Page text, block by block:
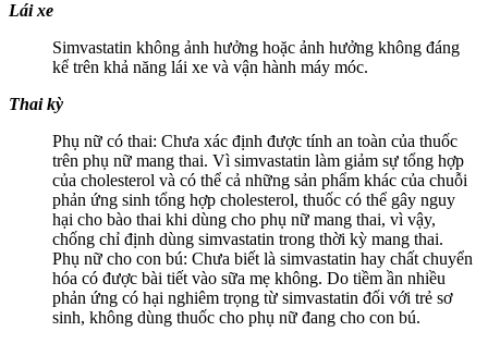
Lái xe
Simvastatin không ảnh hưởng hoặc ảnh hưởng không đáng
kể trên khả năng lái xe và vận hành máy móc.
Thai kỳ
Phụ nữ có thai: Chưa xác định được tính an toàn của thuốc
trên phụ nữ mang thai. Vì simvastatin làm giảm sự tổng hợp
của cholesterol và có thể cả những sản phẩm khác của chuỗi
phản ứng sinh tổng hợp cholesterol, thuốc có thể gây nguy
hại cho bào thai khi dùng cho phụ nữ mang thai, vì vậy,
chống chỉ định dùng simvastatin trong thời kỳ mang thai.
Phụ nữ cho con bú: Chưa biết là simvastatin hay chất chuyển
hóa có được bài tiết vào sữa mẹ không. Do tiềm ần nhiều
phản ứng có hại nghiêm trọng từ simvastatin đối với trẻ sơ
sinh, không dùng thuốc cho phụ nữ đang cho con bú.